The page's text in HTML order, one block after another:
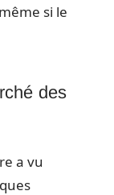
si le
des
a vu